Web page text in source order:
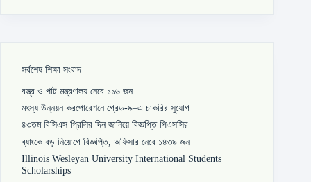
সর্বশেষ শিক্ষা সংবাদ
বস্ত্র ও পাট মন্ত্রণালয় নেবে ১১৬ জন
মৎস্য উন্নয়ন করপোরেশনে গ্রেড-৯–এ চাকরির সুযোগ
৪৩তম বিসিএস প্রিলির দিন জানিয়ে বিজ্ঞপ্তি পিএসসির
ব্যাংকে বড় নিয়োগে বিজ্ঞপ্তি, অফিসার নেবে ১৪৩৯ জন
Illinois Wesleyan University International Students
Scholarships